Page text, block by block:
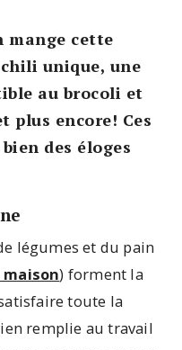
mange cette
unique, une
au brocoli et
plus encore! Ces
des éloges
légumes et du pain
) forment la
toute la
remplie au travail